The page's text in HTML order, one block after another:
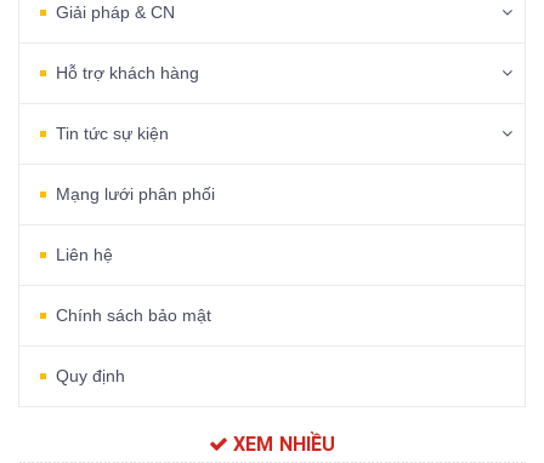
Giải pháp & CN
Hỗ trợ khách hàng
Tin tức sự kiện
Mạng lưới phân phối
Liên hệ
Chính sách bảo mật
Quy định
XEM NHIỀU